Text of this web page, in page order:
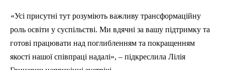
«Усі присутні тут розуміють важливу трансформаційну
роль освіти у суспільстві. Ми вдячні за вашу підтримку та
готові працювати над поглибленням та покращенням
якості нашої співпраці надалі», – підкреслила Лілія